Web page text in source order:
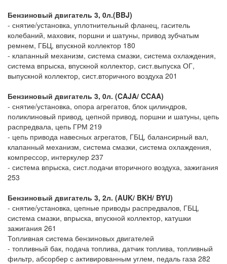
Бензиновый двигатель 3, 0л.(BBJ)
- снятие/установка, уплотнительный фланец, гаситель
колебаний, маховик, поршни и шатуны, привод зубчатым
ремнем, ГБЦ, впускной коллектор 180
- клапанный механизм, система смазки, система охлаждения,
система впрыска, впускной коллектор, сист.выпуска ОГ,
выпускной коллектор, сист.вторичного воздуха 201
Бензиновый двигатель 3, 0л. (CAJA/ CCAA)
- снятие/установка, опора агрегатов, блок цилиндров,
поликлиновый привод, цепной привод, поршни и шатуны, цепь
распредвала, цепь ГРМ 219
- цепь привода навесных агрегатов, ГБЦ, балансирный вал,
клапанный механизм, система смазки, система охлаждения,
компрессор, интеркулер 237
- система впрыска, сист.подачи вторичного воздуха, зажигания
253
Бензиновый двигатель 3, 2л. (AUK/ BKH/ BYU)
- снятие/установка, цепные приводы распредвалов, ГБЦ,
система смазки, впрыска, впускной коллектор, катушки
зажигания 261
Топливная система бензиновых двигателей
- топливный бак, подача топлива, датчик топлива, топливный
фильтр, абсорбер с активированным углем, педаль газа 282